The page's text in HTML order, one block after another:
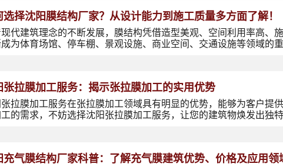
选择沈阳膜结构厂家？从设计能力到施工质量多方面了解！
现代建筑理念的不断发展，膜结构凭借造型美观、空间利用率高、
为体育场馆、停车棚、景观设施、商业空间、交通设施等领域的重
张拉膜加工服务：揭示张拉膜加工的实用优势
拉膜加工服务在张拉膜加工领域具有明显的优势，能够为客户提
的需求，不妨选择沈阳张拉膜加工服务，让您的建筑物焕发出独特
充气膜结构厂家科普：了解充气膜建筑优势、价格及应用领